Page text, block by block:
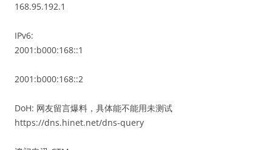
168.95.192.1
IPv6:
2001:b000:168::1
2001:b000:168::2
DoH: 网友留言爆料，具体能不能用未测试
https://dns.hinet.net/dns-query